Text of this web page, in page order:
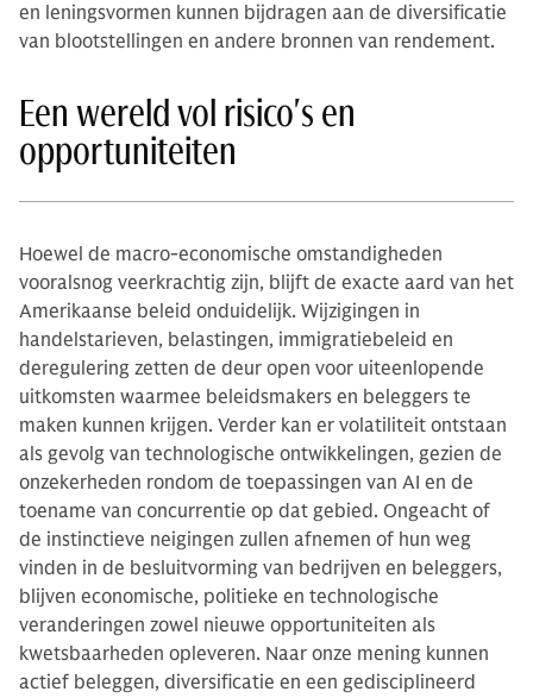
en leningsvormen kunnen bijdragen aan de diversificatie
van blootstellingen en andere bronnen van rendement.
Een wereld vol risico's en
opportuniteiten
Hoewel de macro-economische omstandigheden
vooralsnog veerkrachtig zijn, blijft de exacte aard van het
Amerikaanse beleid onduidelijk. Wijzigingen in
handelstarieven, belastingen, immigratiebeleid en
deregulering zetten de deur open voor uiteenlopende
uitkomsten waarmee beleidsmakers en beleggers te
maken kunnen krijgen. Verder kan er volatiliteit ontstaan
als gevolg van technologische ontwikkelingen, gezien de
onzekerheden rondom de toepassingen van AI en de
toename van concurrentie op dat gebied. Ongeacht of
de instinctieve neigingen zullen afnemen of hun weg
vinden in de besluitvorming van bedrijven en beleggers,
blijven economische, politieke en technologische
veranderingen zowel nieuwe opportuniteiten als
kwetsbaarheden opleveren. Naar onze mening kunnen
actief beleggen, diversificatie en een gedisciplineerd